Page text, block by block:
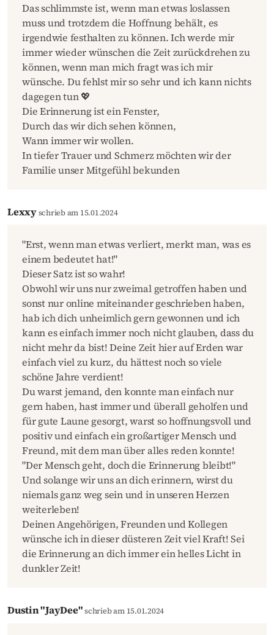
Das schlimmste ist, wenn man etwas loslassen
muss und trotzdem die Hoffnung behält, es
irgendwie festhalten zu können. Ich werde mir
immer wieder wünschen die Zeit zurückdrehen zu
können, wenn man mich fragt was ich mir
wünsche. Du fehlst mir so sehr und ich kann nichts
dagegen tun 💖
Die Erinnerung ist ein Fenster,
Durch das wir dich sehen können,
Wann immer wir wollen.
In tiefer Trauer und Schmerz möchten wir der
Familie unser Mitgefühl bekunden
Lexxyschrieb am 15.01.2024
"Erst, wenn man etwas verliert, merkt man, was es
einem bedeutet hat!"
Dieser Satz ist so wahr!
Obwohl wir uns nur zweimal getroffen haben und
sonst nur online miteinander geschrieben haben,
hab ich dich unheimlich gern gewonnen und ich
kann es einfach immer noch nicht glauben, dass du
nicht mehr da bist! Deine Zeit hier auf Erden war
einfach viel zu kurz, du hättest noch so viele
schöne Jahre verdient!
Du warst jemand, den konnte man einfach nur
gern haben, hast immer und überall geholfen und
für gute Laune gesorgt, warst so hoffnungsvoll und
positiv und einfach ein großartiger Mensch und
Freund, mit dem man über alles reden konnte!
"Der Mensch geht, doch die Erinnerung bleibt!"
Und solange wir uns an dich erinnern, wirst du
niemals ganz weg sein und in unseren Herzen
weiterleben!
Deinen Angehörigen, Freunden und Kollegen
wünsche ich in dieser düsteren Zeit viel Kraft! Sei
die Erinnerung an dich immer ein helles Licht in
dunkler Zeit!
Dustin "JayDee"schrieb am 15.01.2024